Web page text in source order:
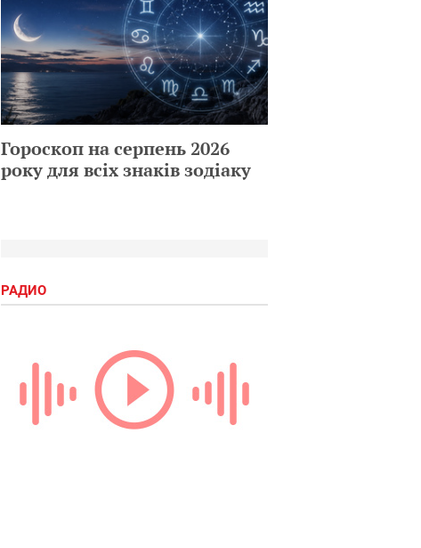
Гороскоп на серпень 2026
року для всіх знаків зодіаку
РАДИО